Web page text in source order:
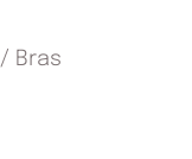
/ Bras